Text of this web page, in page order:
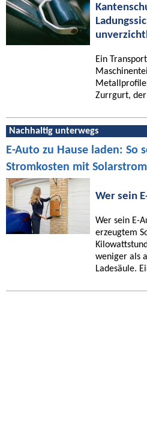
Ein
Zurrgurt,
Nachhaltig unterwegs
E-Auto zu Hause laden: So
Stromkosten mit
Wer sein
Wer sein E-
erzeugtem
weniger als
Ladesäule.